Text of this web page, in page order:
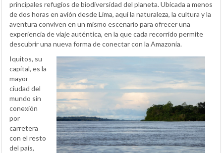
principales refugios de biodiversidad del planeta. Ubicada a menos
de dos horas en avión desde Lima, aquí la naturaleza, la cultura y la
aventura conviven en un mismo escenario para ofrecer una
experiencia de viaje auténtica, en la que cada recorrido permite
descubrir una nueva forma de conectar con la Amazonía.
Iquitos, su
capital, es la
mayor
ciudad del
mundo sin
conexión
por
carretera
con el resto
del país,